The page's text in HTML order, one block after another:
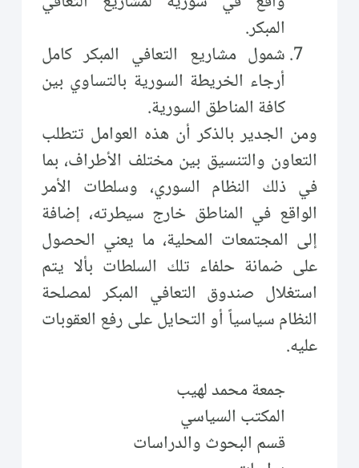
المبكر.
شمول مشاريع التعافي المبكر كامل
أرجاء الخريطة السورية بالتساوي بين
كافة المناطق السورية.
ومن الجدير بالذكر أن هذه العوامل تتطلب
التعاون والتنسيق بين مختلف الأطراف، بما
في ذلك النظام السوري، وسلطات الأمر
الواقع في المناطق خارج سيطرته، إضافة
إلى المجتمعات المحلية، ما يعني الحصول
على ضمانة حلفاء تلك السلطات بألا يتم
استغلال صندوق التعافي المبكر لمصلحة
النظام سياسياً أو التحايل على رفع العقوبات
عليه.
جمعة محمد لهيب
المكتب السياسي
قسم البحوث والدراسات